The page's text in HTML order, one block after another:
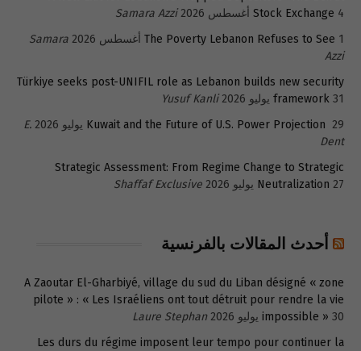
Stock Exchange 4 أغسطس 2026
Samara Azzi
The Poverty Lebanon Refuses to See 1 أغسطس 2026
Samara
Azzi
Türkiye seeks post-UNIFIL role as Lebanon builds new security
framework 31 يوليو 2026
Yusuf Kanli
Kuwait and the Future of U.S. Power Projection 29 يوليو 2026
E.
Dent
Strategic Assessment: From Regime Change to Strategic
Neutralization 27 يوليو 2026 Shaffaf Exclusive
أحدث المقالات بالفرنسية
A Zaoutar El-Gharbiyé, village du sud du Liban désigné « zone
pilote » : « Les Israéliens ont tout détruit pour rendre la vie
impossible » 30 يوليو 2026
Laure Stephan
Les durs du régime imposent leur tempo pour continuer la